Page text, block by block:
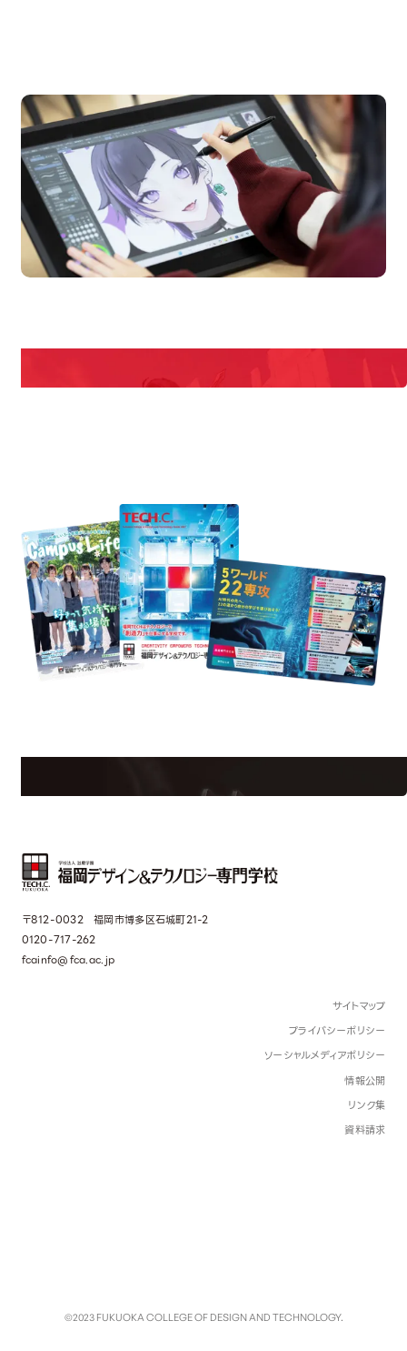
Campus Open
Information
〒812-0032 福岡市博多区石城町21-2
0120-717-262
fcainfo@fca.ac.jp
サイトマップ
プライバシーポリシー
ソーシャルメディアポリシー
情報公開
リンク集
資料請求
©2023 FUKUOKA COLLEGE OF DESIGN AND TECHNOLOGY.